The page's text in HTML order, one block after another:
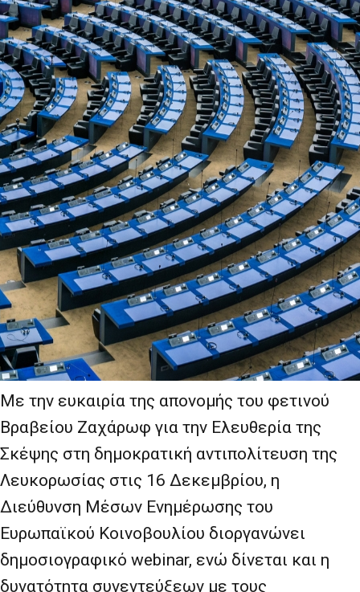
Με την ευκαιρία της απονομής του φετινού
Βραβείου Ζαχάρωφ για την Ελευθερία της
Σκέψης στη δημοκρατική αντιπολίτευση της
Λευκορωσίας στις 16 Δεκεμβρίου, η
Διεύθυνση Μέσων Ενημέρωσης του
Ευρωπαϊκού Κοινοβουλίου διοργανώνει
δημοσιογραφικό webinar, ενώ δίνεται και η
δυνατότητα συνεντεύξεων με τους